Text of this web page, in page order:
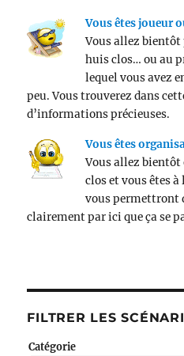
Vous êtes joueur
Vous allez
huis clos… ou au
lequel vous avez
peu. Vous trouverez dans
d’informations précieuses.
Vous êtes
Vous allez
clos et vous êtes
vous permettront
clairement par ici que ça se
FILTRER LES
Catégorie